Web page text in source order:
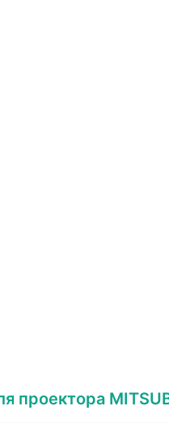
проектора